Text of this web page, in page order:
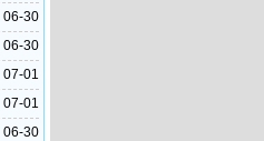
06-30
06-30
07-01
07-01
06-30